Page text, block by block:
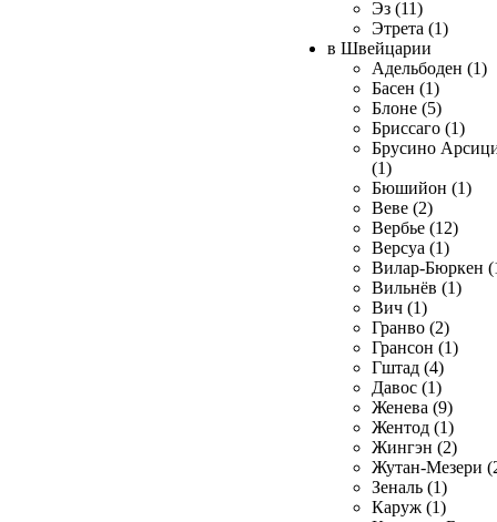
Эз (11)
Этрета (1)
в Швейцарии
Адельбоден (1)
Басен (1)
Блоне (5)
Бриссаго (1)
Брусино
(1)
Бюшийон (1)
Веве (2)
Вербье (12)
Версуа (1)
Вилар-Бюркен
Вильнёв (1)
Вич (1)
Гранво (2)
Грансон (1)
Гштад (4)
Давос (1)
Женева (9)
Жентод (1)
Жингэн (2)
Жутан-Мезери
Зеналь (1)
Каруж (1)